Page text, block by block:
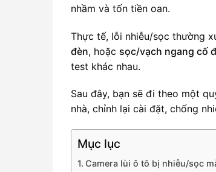
nhầm và tốn tiền oan.
Thực tế, lỗi nhiễu/sọc thường
đèn, hoặc sọc/vạch ngang cố
test khác nhau.
Sau đây, bạn sẽ đi theo một
nhà, chỉnh lại cài đặt, chống
Mục lục
Camera lùi ô tô bị nhiễu/sọc